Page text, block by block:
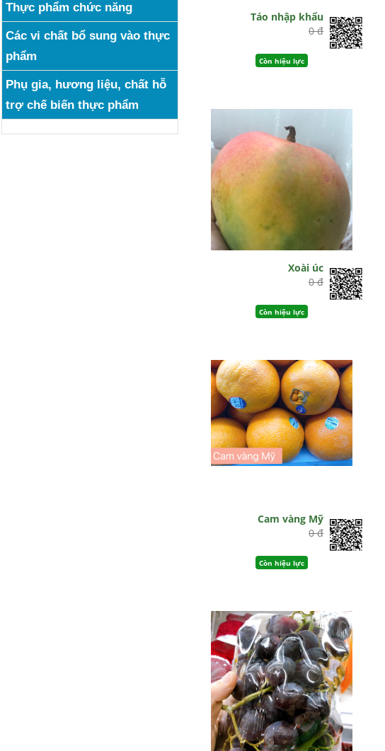
Thực phẩm chức năng
Các vi chất bổ sung vào thực
phẩm
Phụ gia, hương liệu, chất hỗ
trợ chế biến thực phẩm
Táo nhập khẩu
0 đ
Còn hiệu lực
Xoài úc
0 đ
Còn hiệu lực
Cam vàng Mỹ
0 đ
Còn hiệu lực